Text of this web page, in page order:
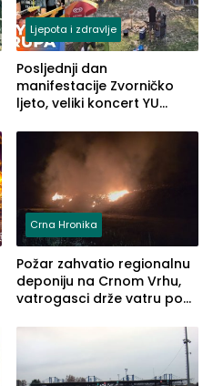
Ljepota i zdravlje
Posljednji dan
manifestacije Zvorničko
ljeto, veliki koncert YU
ove godine
Crna Hronika
Požar zahvatio regionalnu
deponiju na Crnom Vrhu,
vatrogasci drže vatru pod